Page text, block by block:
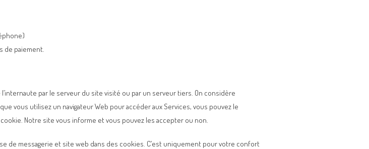
de paiement.
par le serveur du site visité ou par un serveur tiers. On considère
vous utilisez un navigateur Web pour accéder aux Services, vous pouvez le
Notre site vous informe et vous pouvez les accepter ou non.
de messagerie et site web dans des cookies. C’est uniquement pour votre confort